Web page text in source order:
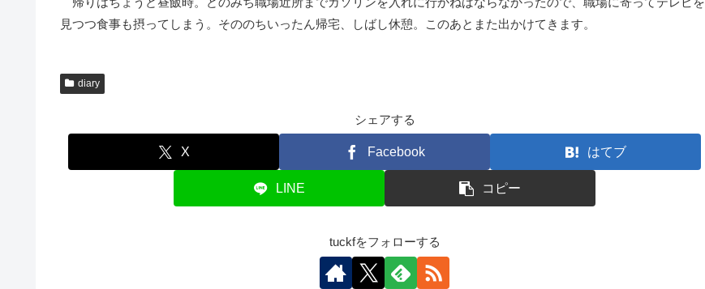
見つつ食事も摂ってしまう。そののちいったん帰宅、しばし休憩。このあとまた出かけてきます。
diary
シェアする
X Facebook はてブ
LINE コピー
tuckfをフォローする